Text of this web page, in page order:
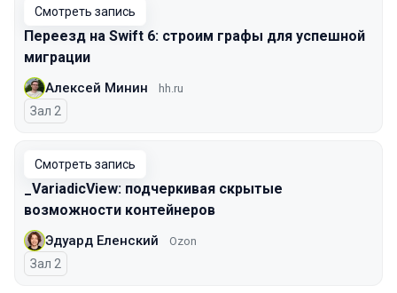
Смотреть запись
Переезд на Swift 6: строим графы для успешной
миграции
Алексей Минин hh.ru
Зал 2
Смотреть запись
_VariadicView: подчеркивая скрытые
возможности контейнеров
Эдуард Еленский Ozon
Зал 2